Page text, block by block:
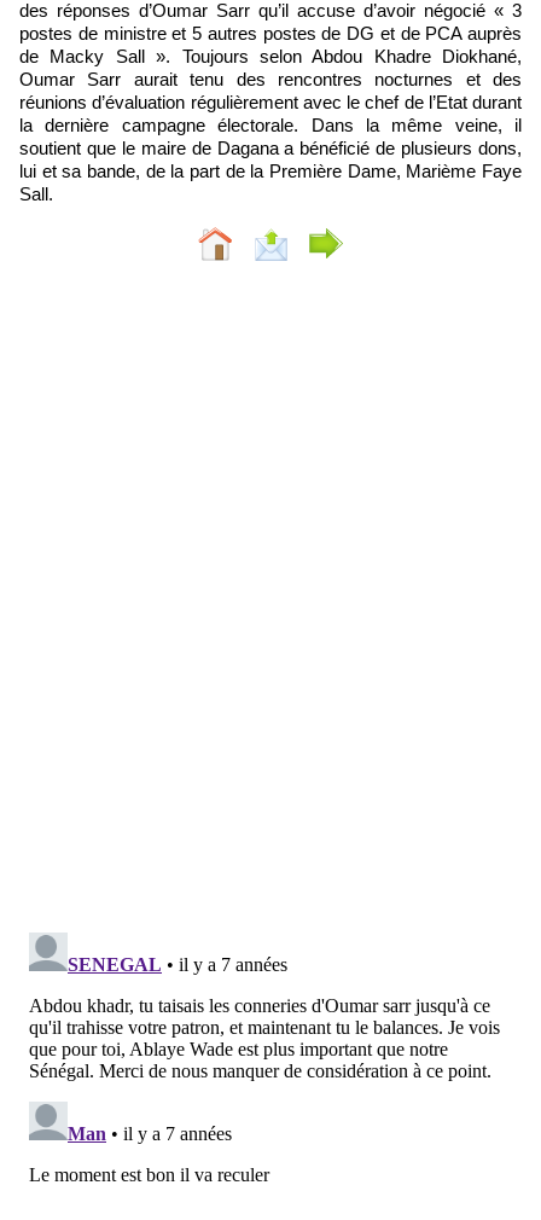
des réponses d’Oumar Sarr qu’il accuse d’avoir négocié « 3
postes de ministre et 5 autres postes de DG et de PCA auprès
de Macky Sall ». Toujours selon Abdou Khadre Diokhané,
Oumar Sarr aurait tenu des rencontres nocturnes et des
réunions d’évaluation régulièrement avec le chef de l’Etat durant
la dernière campagne électorale. Dans la même veine, il
soutient que le maire de Dagana a bénéficié de plusieurs dons,
lui et sa bande, de la part de la Première Dame, Marième Faye
Sall.